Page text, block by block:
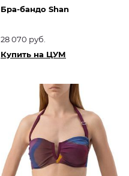
Бра-бандо Shan
28 070 руб.
Купить на ЦУМ